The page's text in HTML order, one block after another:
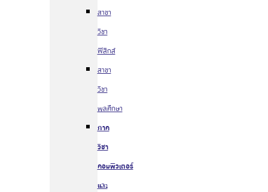
สาขา
วิชา
ฟิสิกส์
สาขา
วิชา
พลศึกษา
ภาค
วิชา
คอมพิวเตอร์
และ